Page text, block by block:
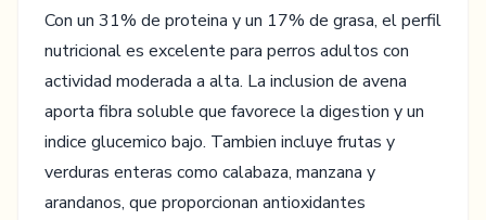
Con un 31% de proteina y un 17% de grasa, el perfil
nutricional es excelente para perros adultos con
actividad moderada a alta. La inclusion de avena
aporta fibra soluble que favorece la digestion y un
indice glucemico bajo. Tambien incluye frutas y
verduras enteras como calabaza, manzana y
arandanos, que proporcionan antioxidantes